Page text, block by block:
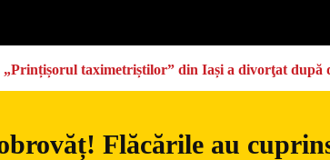
taximetriștilor” din Iași a divorţat după
Flăcările au